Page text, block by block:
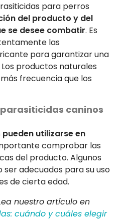
para perros
del producto y del
se desee combatir. Es
las
para garantizar una
productos naturales
frecuencia que los
caninos
utilizarse en
comprobar las
del producto. Algunos
adecuados para su uso
de cierta edad.
nuestro artículo en
cuándo y cuáles elegir